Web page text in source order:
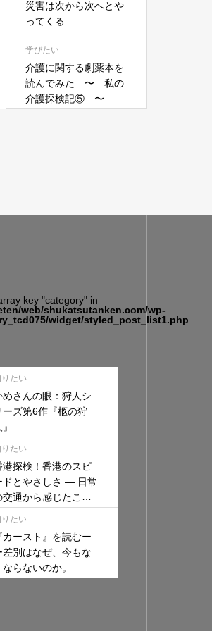
災害は次から次へとや
ってくる
学びたい
介護に関する劇薬本を
読んでみた 〜 私の
介護探検記⑤ 〜
key "category" in
web/shukatsutanken.com/wp-
widget/styled_post_list1.php
たい
めさんの眼：狩人シ
ーズ第6作『柩の狩
たい
港探検！香港のスピ
ドとやさしさ — 日常
交通から感じたこと
たい
カースト』を読むー
差別はなぜ、今もな
ならないのか。